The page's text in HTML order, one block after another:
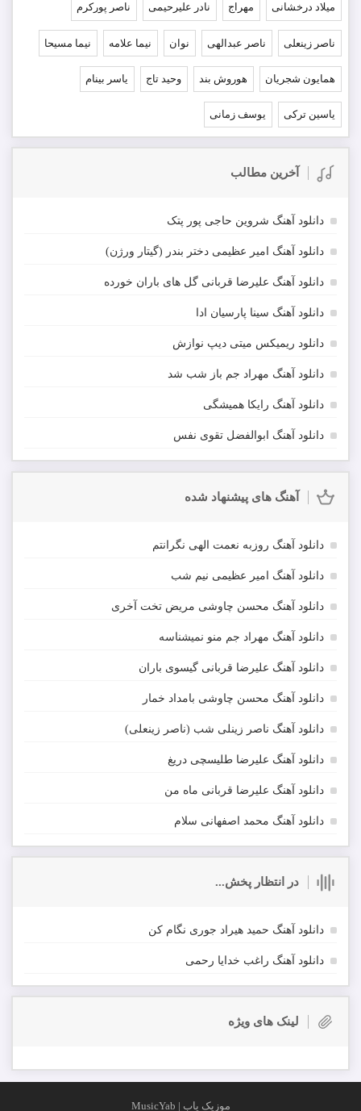
میلاد درخشانی مهراج نادر علیرحیمی ناصر پورکرم
ناصر زینعلی ناصر عبدالهی نوان نیما علامه نیما مسیحا
همایون شجریان هوروش بند وحید تاج یاسر بینام
یاسین ترکی یوسف زمانی
آخرین مطالب
دانلود آهنگ شروین حاجی پور پتک
دانلود آهنگ امیر عظیمی دختر بندر (گیتار ورژن)
دانلود آهنگ علیرضا قربانی گل های باران خورده
دانلود آهنگ سینا پارسیان ادا
دانلود ریمیکس میتی دیپ نوازش
دانلود آهنگ مهراد جم باز شب شد
دانلود آهنگ رایکا همیشگی
دانلود آهنگ ابوالفضل تقوی نفس
آهنگ های پیشنهاد شده
دانلود آهنگ روزبه نعمت الهی نگرانتم
دانلود آهنگ امیر عظیمی نیم شب
دانلود آهنگ محسن چاوشی مریض تخت آخری
دانلود آهنگ مهراد جم منو نمیشناسه
دانلود آهنگ علیرضا قربانی گیسوی باران
دانلود آهنگ محسن چاوشی بامداد خمار
دانلود آهنگ ناصر زینلی شب (ناصر زینعلی)
دانلود آهنگ علیرضا طلیسچی دریغ
دانلود آهنگ علیرضا قربانی ماه من
دانلود آهنگ محمد اصفهانی سلام
در انتظار پخش...
دانلود آهنگ حمید هیراد جوری نگام کن
دانلود آهنگ راغب خدایا رحمی
لینک های ویژه
موزیک یاب | MusicYab